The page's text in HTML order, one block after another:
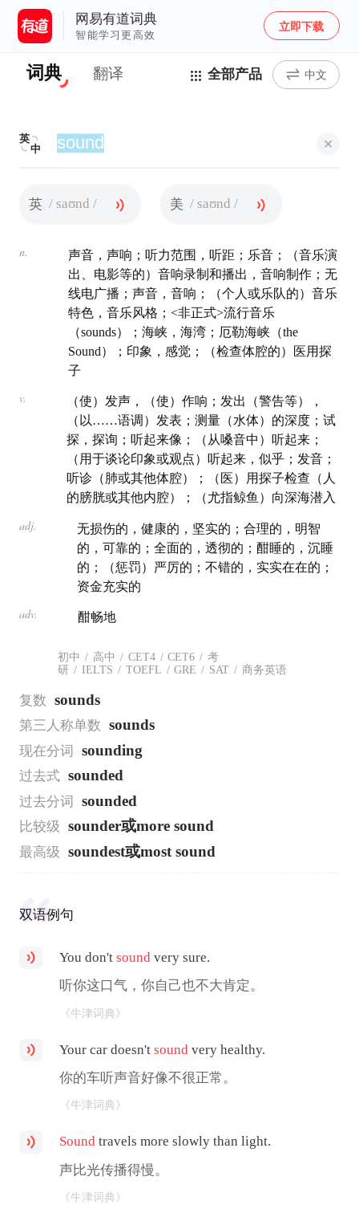
网易有道词典
智能学习更高效
立即下载
词典 翻译 全部产品 中文
英
中
英 / saʊnd / 美 / saʊnd /
n.
声音，声响；听力范围，听距；乐音；（音乐演
出、电影等的）音响录制和播出，音响制作；无
线电广播；声音，音响；（个人或乐队的）音乐
特色，音乐风格；<非正式>流行音乐
（sounds）；海峡，海湾；厄勒海峡（the
Sound）；印象，感觉；（检查体腔的）医用探
子
v.
（使）发声，（使）作响；发出（警告等），
（以……语调）发表；测量（水体）的深度；试
探，探询；听起来像；（从嗓音中）听起来；
（用于谈论印象或观点）听起来，似乎；发音；
听诊（肺或其他体腔）；（医）用探子检查（人
的膀胱或其他内腔）；（尤指鲸鱼）向深海潜入
adj.
无损伤的，健康的，坚实的；合理的，明智
的，可靠的；全面的，透彻的；酣睡的，沉睡
的；（惩罚）严厉的；不错的，实实在在的；
资金充实的
adv. 酣畅地
初中 / 高中 / CET4 / CET6 / 考
研 / IELTS / TOEFL / GRE / SAT / 商务英语
复数 sounds
第三人称单数 sounds
现在分词 sounding
过去式 sounded
过去分词 sounded
比较级 sounder或more sound
最高级 soundest或most sound
双语例句
You don'tsound very sure.
听你这口气，你自己也不大肯定。
《牛津词典》
Your car doesn'tsound very healthy.
你的车听声音好像不很正常。
《牛津词典》
Sound travels more slowly than light.
声比光传播得慢。
《牛津词典》